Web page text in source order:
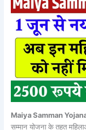
Maiya Samman
सम्मान योजना के तहत